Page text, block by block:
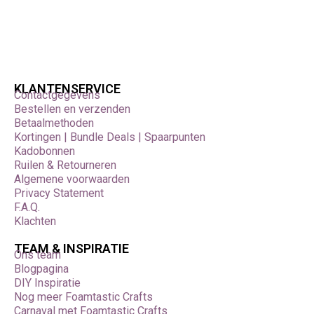
controle en uitstraling
A1 Pigment Terracotta 100 ml biedt een betrouwbare en
flexibele oplossing voor iedereen die regelmatig werkt met
gekleurd Acrylic One en op zoek is naar een warme,
karaktervolle kleur met natuurlijke diepte en decoratieve
kracht.
KLANTENSERVICE
Contactgegevens
Bestellen en verzenden
Betaalmethoden
Kortingen | Bundle Deals | Spaarpunten
Kadobonnen
Ruilen & Retourneren
Algemene voorwaarden
Privacy Statement
F.A.Q.
Klachten
TEAM & INSPIRATIE
Ons team
Blogpagina
DIY Inspiratie
Nog meer Foamtastic Crafts
Carnaval met Foamtastic Crafts